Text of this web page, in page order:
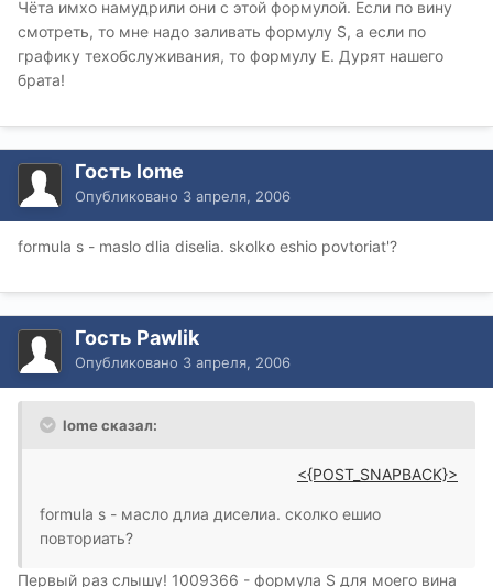
Чёта имхо намудрили они с этой формулой. Если по вину
смотреть, то мне надо заливать формулу S, а если по
графику техобслуживания, то формулу E. Дурят нашего
брата!
Гость lome
Опубликовано 3 апреля, 2006
formula s - maslo dlia diselia. skolko eshio povtoriat'?
Гость Pawlik
Опубликовано 3 апреля, 2006
lome сказал:
<{POST_SNAPBACK}>
formula s - масло длиа диселиа. сколко ешио
повториать?
Первый раз слышу! 1009366 - формула S для моего вина